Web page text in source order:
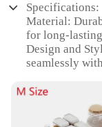
Specifications:
Material:
for long-
Design and
seamlessly
decluttering
Typical
offices, or any